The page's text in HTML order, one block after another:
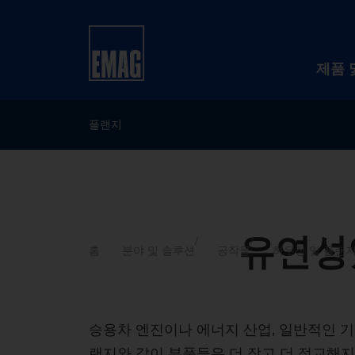
제품
플랜지
공작물 하우징 및 플랜
유연
승용차 엔진이나 에너지 산업, 일반적인